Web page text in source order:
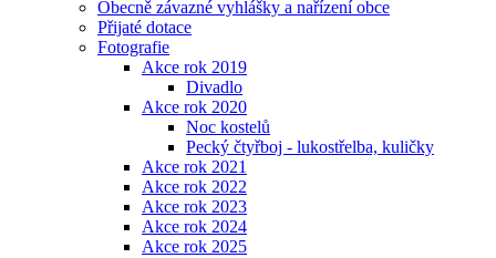
Obecně závazné vyhlášky a nařízení obce
Přijaté dotace
Fotografie
Akce rok 2019
Divadlo
Akce rok 2020
Noc kostelů
Pecký čtyřboj - lukostřelba, kuličky
Akce rok 2021
Akce rok 2022
Akce rok 2023
Akce rok 2024
Akce rok 2025